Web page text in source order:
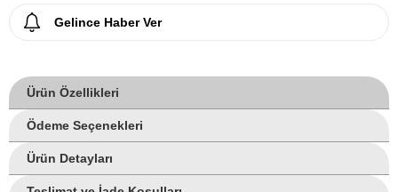
Gelince Haber Ver
Ürün Özellikleri
Ödeme Seçenekleri
Ürün Detayları